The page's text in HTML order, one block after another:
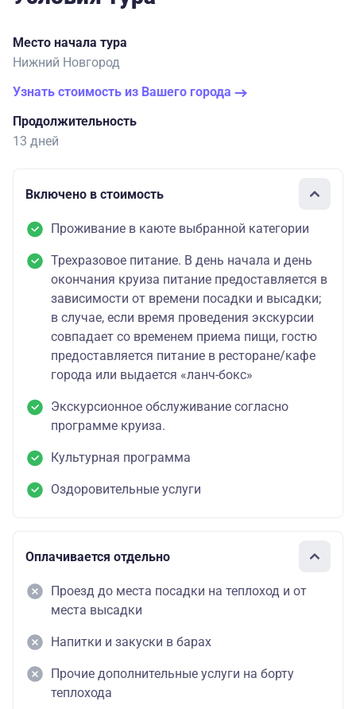
Место начала тура
Нижний Новгород
Узнать стоимость из Вашего города
Продолжительность
13 дней
Включено в стоимость
Проживание в каюте выбранной категории
Трехразовое питание. В день начала и день
окончания круиза питание предоставляется в
зависимости от времени посадки и высадки;
в случае, если время проведения экскурсии
совпадает со временем приема пищи, гостю
предоставляется питание в ресторане/кафе
города или выдается «ланч-бокс»
Экскурсионное обслуживание согласно
программе круиза.
Культурная программа
Оздоровительные услуги
Оплачивается отдельно
Проезд до места посадки на теплоход и от
места высадки
Напитки и закуски в барах
Прочие дополнительные услуги на борту
теплохода